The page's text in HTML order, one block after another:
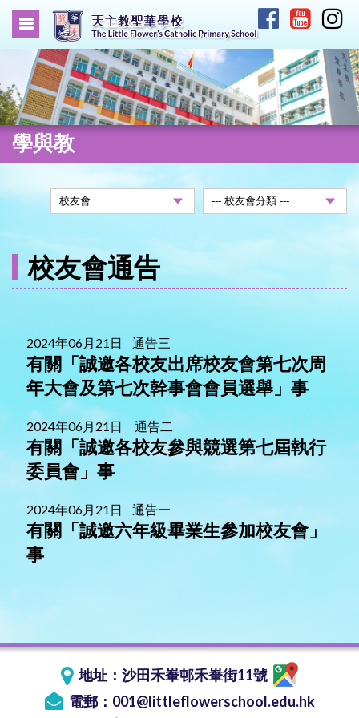
學與教
校友會通告
2024年06月21日 通告三
有關「誠邀各校友出席校友會第七次周
年大會及第七次幹事會會員選舉」事
2024年06月21日 通告二
有關「誠邀各校友參與競選第七屆執行
委員會」事
2024年06月21日 通告一
有關「誠邀六年級畢業生參加校友會」
事
地址： 沙田禾輋邨禾輋街11號
電郵： 001@littleflowerschool.edu.hk